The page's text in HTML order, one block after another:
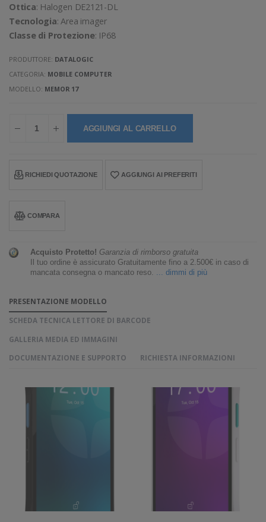
Ottica: Halogen DE2121-DL
Tecnologia: Area imager
Classe di Protezione: IP68
PRODUTTORE: DATALOGIC
CATEGORIA: MOBILE COMPUTER
MODELLO: MEMOR 17
AGGIUNGI AL CARRELLO
RICHIEDI QUOTAZIONE AGGIUNGI AI PREFERITI
COMPARA
Acquisto Protetto! Garanzia di rimborso gratuita
Il tuo ordine è assicurato Gratuitamente fino a 2.500€ in caso di
mancata consegna o mancato reso. ... dimmi di più
PRESENTAZIONE MODELLO
SCHEDA TECNICA LETTORE DI BARCODE
GALLERIA MEDIA ED IMMAGINI
DOCUMENTAZIONE E SUPPORTO
RICHIESTA INFORMAZIONI